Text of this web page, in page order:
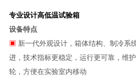
专业设计高低温试验箱
设备特点
▣ 新一代外观设计，箱体结构、制冷系
进，技术指标更稳定，运行更可靠，维
轮，方便在实验室内移动